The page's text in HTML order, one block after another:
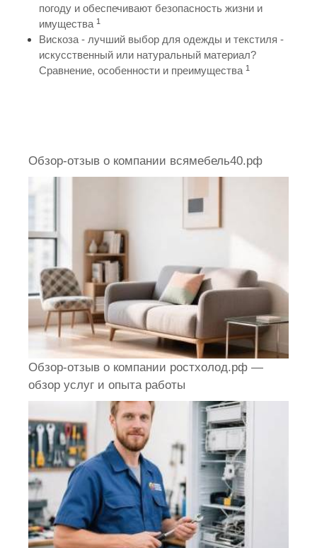
погоду и обеспечивают безопасность жизни и
имущества 1
Вискоза - лучший выбор для одежды и текстиля -
искусственный или натуральный материал?
Сравнение, особенности и преимущества 1
Обзор-отзыв о компании всямебель40.рф
Обзор-отзыв о компании ростхолод.рф —
обзор услуг и опыта работы